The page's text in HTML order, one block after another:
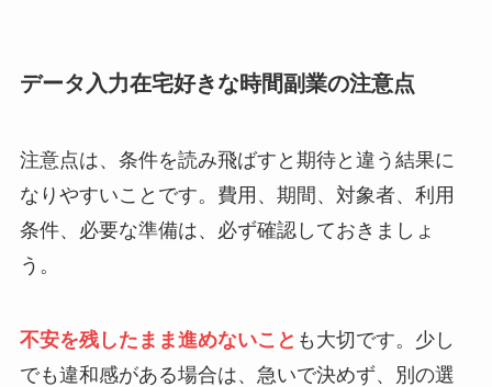
データ入力在宅好きな時間副業の注意点
注意点は、条件を読み飛ばすと期待と違う結果に
なりやすいことです。費用、期間、対象者、利用
条件、必要な準備は、必ず確認しておきましょ
う。
不安を残したまま進めないこと も大切です。少し
でも違和感がある場合は、急いで決めず、別の選